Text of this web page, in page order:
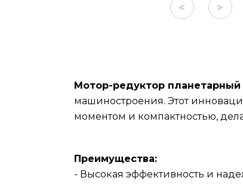
< >
Мотор-редуктор
машиностроения. Этот
моментом и компактностью,
Преимущества:
- Высокая эффективность и